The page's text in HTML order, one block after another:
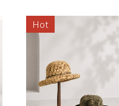
Hot